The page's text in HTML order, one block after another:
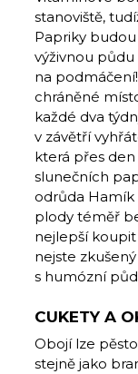
stanoviště,
Papriky
výživnou půdu
na
chráněné
každé dva
v závětří
která přes
slunečních
odrůda Hamík
plody téměř
nejlepší
nejste
s humózní
CUKETY A
Obojí lze
stejně jako